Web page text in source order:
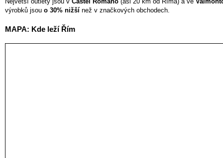
výrobků jsou o 30% nižší než v značkových obchodech.
MAPA: Kde leží Řím